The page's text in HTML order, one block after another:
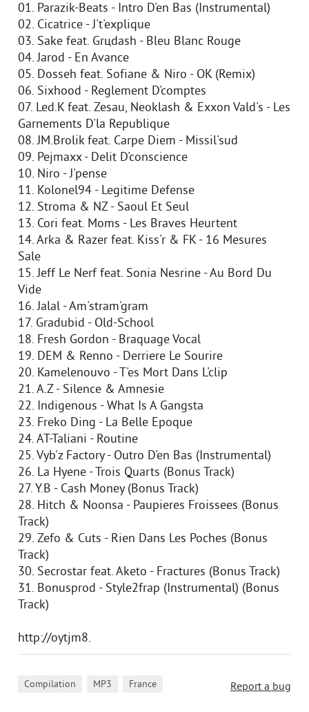
01. Parazik-Beats - Intro D'en Bas (Instrumental)
02. Cicatrice - J't'explique
03. Sake feat. Grцdash - Bleu Blanc Rouge
04. Jarod - En Avance
05. Dosseh feat. Sofiane & Niro - OK (Remix)
06. Sixhood - Reglement D'comptes
07. Led.K feat. Zesau, Neoklash & Exxon Vald's - Les
Garnements D'la Republique
08. JM.Brolik feat. Carpe Diem - Missil'sud
09. Pejmaxx - Delit D'conscience
10. Niro - J'pense
11. Kolonel94 - Legitime Defense
12. Stroma & NZ - Saoul Et Seul
13. Cori feat. Moms - Les Braves Heurtent
14. Arka & Razer feat. Kiss'r & FK - 16 Mesures
Sale
15. Jeff Le Nerf feat. Sonia Nesrine - Au Bord Du
Vide
16. Jalal - Am'stram'gram
17. Gradubid - Old-School
18. Fresh Gordon - Braquage Vocal
19. DEM & Renno - Derriere Le Sourire
20. Kamelenouvo - T'es Mort Dans L'clip
21. A.Z - Silence & Amnesie
22. Indigenous - What Is A Gangsta
23. Freko Ding - La Belle Epoque
24. AT-Taliani - Routine
25. Vyb'z Factory - Outro D'en Bas (Instrumental)
26. La Hyene - Trois Quarts (Bonus Track)
27. Y.B - Cash Money (Bonus Track)
28. Hitch & Noonsa - Paupieres Froissees (Bonus
Track)
29. Zefo & Cuts - Rien Dans Les Poches (Bonus
Track)
30. Secrostar feat. Aketo - Fractures (Bonus Track)
31. Bonusprod - Style2frap (Instrumental) (Bonus
Track)
http://oytjm8.
Report a bug
Compilation MP3 France